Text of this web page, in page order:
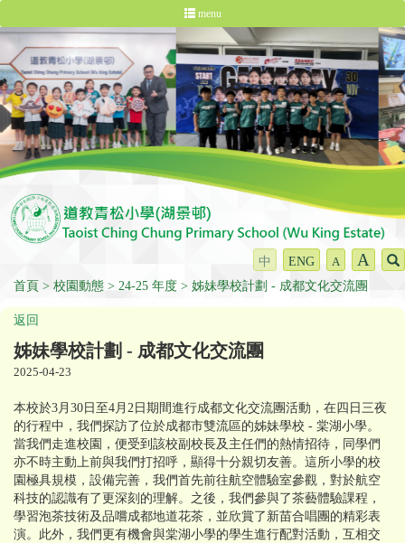
menu
中 ENG A A
首頁 校園動態 24-25 年度 姊妹學校計劃 - 成都文化交流團
返回
姊妹學校計劃 - 成都文化交流團
2025-04-23
本校於3月30日至4月2日期間進行成都文化交流團活動，在四日三夜
的行程中，我們探訪了位於成都市雙流區的姊妹學校 - 棠湖小學。
當我們走進校園，便受到該校副校長及主任們的熱情招待，同學們
亦不時主動上前與我們打招呼，顯得十分親切友善。這所小學的校
園極具規模，設備完善，我們首先前往航空體驗室參觀，對於航空
科技的認識有了更深刻的理解。之後，我們參與了茶藝體驗課程，
學習泡茶技術及品嚐成都地道花茶，並欣賞了新苗合唱團的精彩表
演。此外，我們更有機會與棠湖小學的學生進行配對活動，互相交